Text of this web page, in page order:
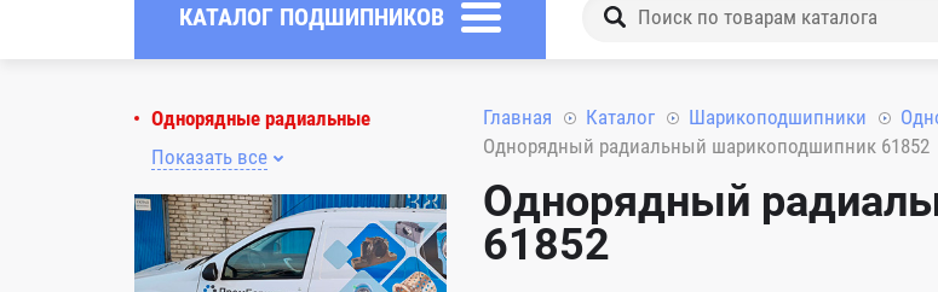
КАТАЛОГ ПОДШИПНИКОВ
Однорядные радиальные
Показать все
Главная Каталог Шарикоподшипники
Однорядный радиальный шарикоподшипник 61852
Однорядный
61852